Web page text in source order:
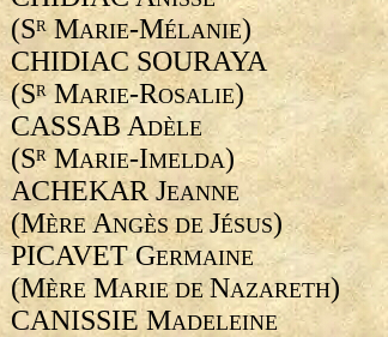
(SRMARIE-MÉLANIE)
CHIDIAC SOURAYA
(SRMARIE-ROSALIE)
CASSAB ADÈLE
(SRMARIE-IMELDA)
ACHEKAR JEANNE
(MÈREANGÈS DE JÉSUS)
PICAVET GERMAINE
(MÈREMARIE DENAZARETH)
CANISSIE MADELEINE